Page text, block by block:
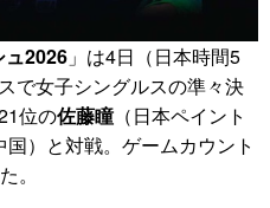
ュ2026 」は4日（日本時間5
で女子シングルスの準々決
位の佐藤瞳 （日本ペイント
）と対戦。ゲームカウント
。